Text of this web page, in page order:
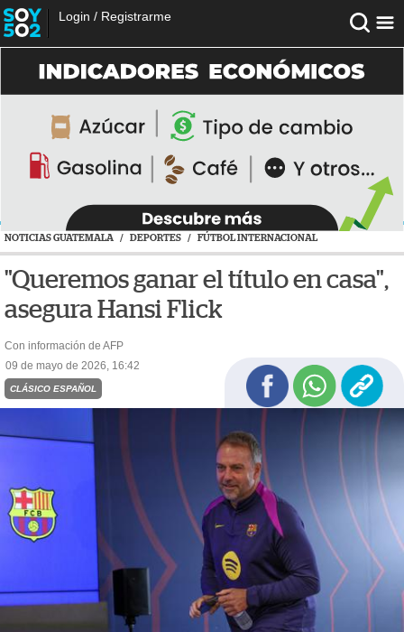
Login / Registrarme
NOTICIAS GUATEMALA / DEPORTES / FÚTBOL INTERNACIONAL
"Queremos ganar el título en casa",
asegura Hansi Flick
Con información de AFP
09 de mayo de 2026, 16:42
CLÁSICO ESPAÑOL